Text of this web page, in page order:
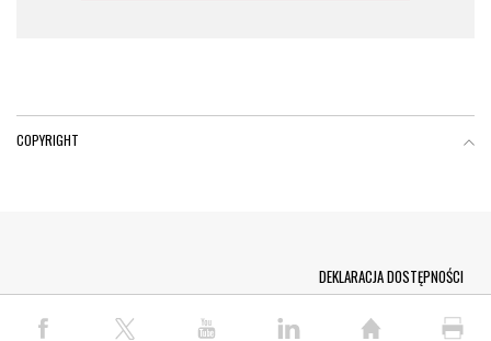
COPYRIGHT
© COPYRIGHT PAP 2026
DEKLARACJA DOSTĘPNOŚCI